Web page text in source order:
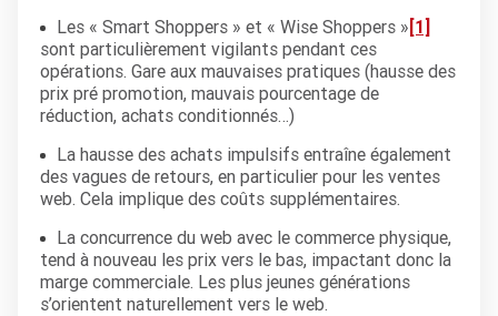
Les « Smart Shoppers » et « Wise Shoppers » [1]
sont particulièrement vigilants pendant ces
opérations. Gare aux mauvaises pratiques (hausse des
prix pré promotion, mauvais pourcentage de
réduction, achats conditionnés…)
La hausse des achats impulsifs entraîne également
des vagues de retours, en particulier pour les ventes
web. Cela implique des coûts supplémentaires.
La concurrence du web avec le commerce physique,
tend à nouveau les prix vers le bas, impactant donc la
marge commerciale. Les plus jeunes générations
s’orientent naturellement vers le web.